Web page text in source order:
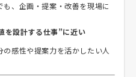
、企画・提案・改善を現場に
を設計する仕事”に近い
感性や提案力を活かしたい人